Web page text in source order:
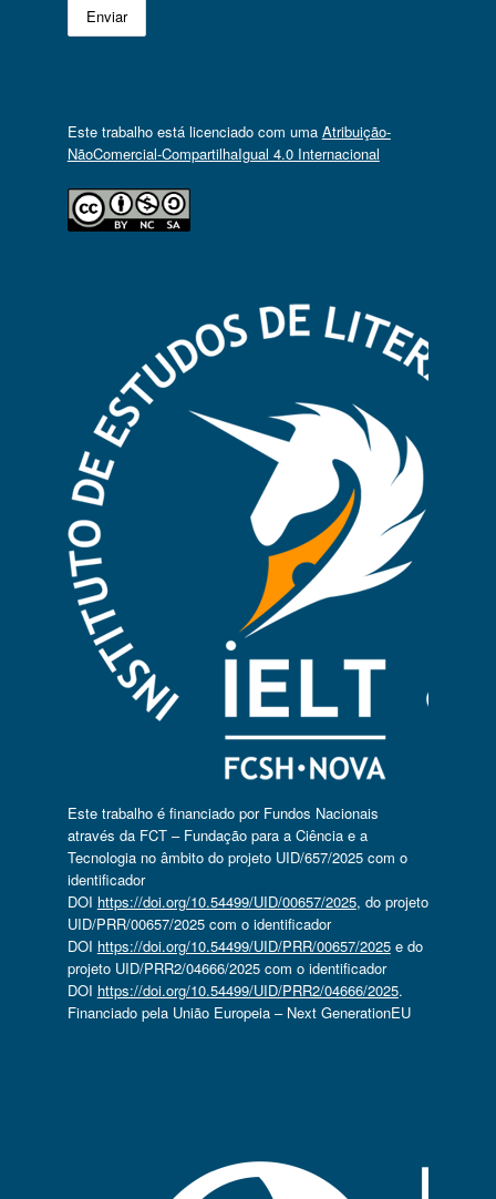
Este trabalho está licenciado com uma Atribuição-
NãoComercial-CompartilhaIgual 4.0 Internacional
Este trabalho é financiado por Fundos Nacionais
através da FCT – Fundação para a Ciência e a
Tecnologia no âmbito do projeto UID/657/2025 com o
identificador
DOI https://doi.org/10.54499/UID/00657/2025, do projeto
UID/PRR/00657/2025 com o identificador
DOI https://doi.org/10.54499/UID/PRR/00657/2025e do
projeto UID/PRR2/04666/2025 com o identificador
DOI https://doi.org/10.54499/UID/PRR2/04666/2025.
Financiado pela União Europeia – Next GenerationEU